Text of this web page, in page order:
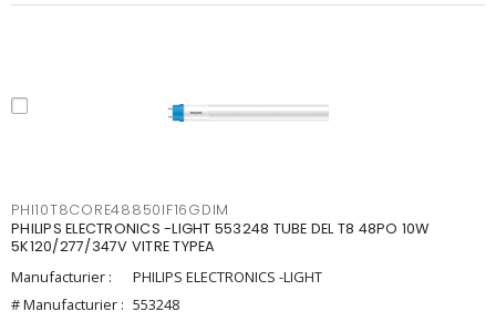
PHI10T8CORE48850IF16GDIM
PHILIPS ELECTRONICS -LIGHT 553248 TUBE DEL T8 48PO 10W
5K120/277/347V VITRE TYPEA
Manufacturier :
PHILIPS ELECTRONICS -LIGHT
# Manufacturier : 553248